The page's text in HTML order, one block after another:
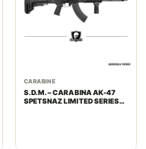
CARABINE
S.D.M. – CARABINA AK-47
SPETSNAZ LIMITED SERIES